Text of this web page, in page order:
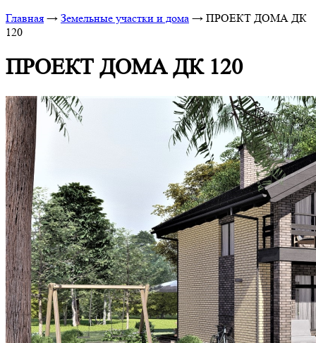
Главная → Земельные участки и дома → ПРОЕКТ ДОМА ДК
120
ПРОЕКТ ДОМА ДК 120